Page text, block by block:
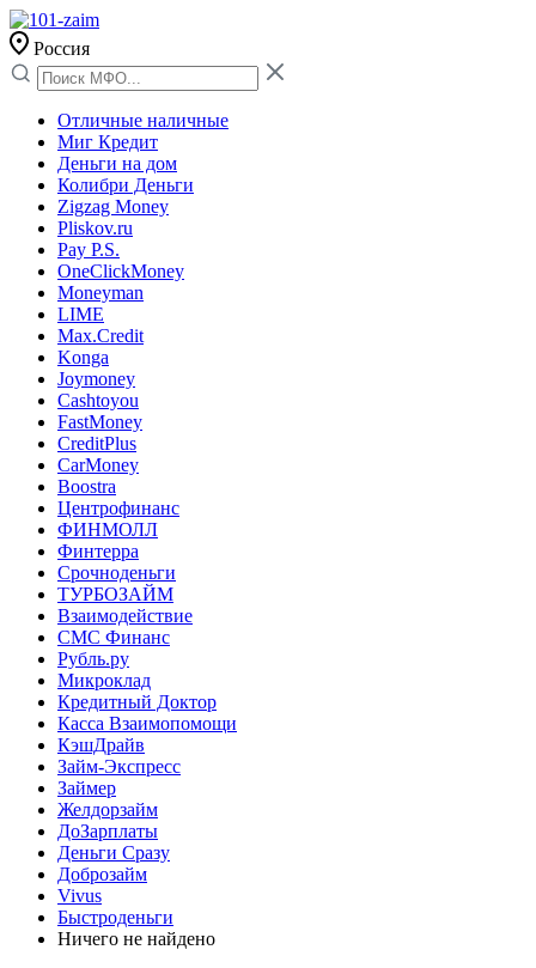
Россия
Отличные наличные
Миг Кредит
Деньги на дом
Колибри Деньги
Zigzag Money
Pliskov.ru
Pay P.S.
OneClickMoney
Moneyman
LIME
Max.Credit
Konga
Joymoney
Cashtoyou
FastMoney
CreditPlus
CarMoney
Boostra
Центрофинанс
ФИНМОЛЛ
Финтерра
Срочноденьги
ТУРБОЗАЙМ
Взаимодействие
СМС Финанс
Рубль.ру
Микроклад
Кредитный Доктор
Касса Взаимопомощи
КэшДрайв
Займ-Экспресс
Займер
Желдорзайм
ДоЗарплаты
Деньги Сразу
Доброзайм
Vivus
Быстроденьги
Ничего не найдено